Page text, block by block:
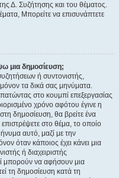
Δ. Συζήτησης και του θέματος.
Μπορείτε να επισυνάπτετε
μια δημοσίευση;
ή συντονιστής,
μόνον τα δικά σας μηνύματα.
στο κουμπί επεξεργασίας
χρόνο αφότου έγινε η
δημοσίευση, θα βρείτε ένα
στο θέμα, το οποίο
αυτό, μαζί με την
όταν κάποιος έχει κάνει μια
ή διαχειριστής
μπορούν να αφήσουν μια
τη δημοσίευση κατά τη